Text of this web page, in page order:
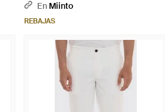
En Miinto
REBAJAS